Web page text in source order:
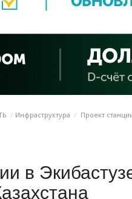
Инфраструктура Проект
в